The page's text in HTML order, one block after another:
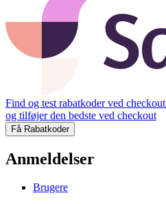
Find og test rabatkoder ved checkout
og tilføjer den bedste ved checkout
Få Rabatkoder
Anmeldelser
Brugere